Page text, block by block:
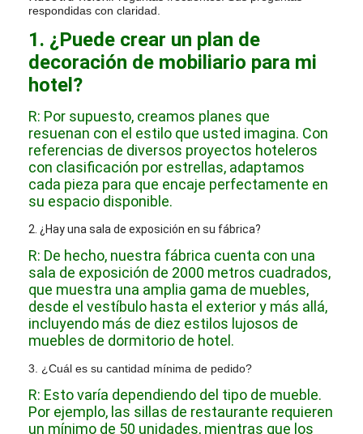
respondidas con claridad.
1. ¿Puede crear un plan de
decoración de mobiliario para mi
hotel?
R: Por supuesto, creamos planes que
resuenan con el estilo que usted imagina. Con
referencias de diversos proyectos hoteleros
con clasificación por estrellas, adaptamos
cada pieza para que encaje perfectamente en
su espacio disponible.
2. ¿Hay una sala de exposición en su fábrica?
R: De hecho, nuestra fábrica cuenta con una
sala de exposición de 2000 metros cuadrados,
que muestra una amplia gama de muebles,
desde el vestíbulo hasta el exterior y más allá,
incluyendo más de diez estilos lujosos de
muebles de dormitorio de hotel.
3. ¿Cuál es su cantidad mínima de pedido?
R: Esto varía dependiendo del tipo de mueble.
Por ejemplo, las sillas de restaurante requieren
un mínimo de 50 unidades, mientras que los